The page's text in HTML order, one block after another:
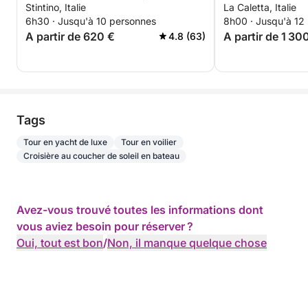
d'exploration à bord d'un bateau
à moteur de 14 mètres.
Stintino, Italie
6h30 · Jusqu'à 10 personnes
A partir de 620 € 4.8 (63)
d'Olbia)
La Caletta, Italie
8h00 · Jusqu'à 12
A partir de 1
Tags
Tour en yacht de luxe
Tour en voilier
Croisière au coucher de soleil en bateau
Avez-vous trouvé toutes les informations dont
vous aviez besoin pour réserver ?
Oui, tout est bon/Non, il manque quelque chose